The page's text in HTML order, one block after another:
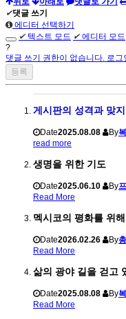
✔댓글 쓰기
에디터 선택하기
✔ 텍스트 모드 ✔에디터 모드
?
댓글 쓰기 권한이 없습니다. 로
게시판의 성격과 맞
Date2025.08.08 By
read more
생명을 위한 기도
Date2025.06.10 By
Read More
멕시코의 평화를 위
Date2026.02.26 By
Read More
삶의 광야 길을 걷고
Date2025.08.08 By
Read More